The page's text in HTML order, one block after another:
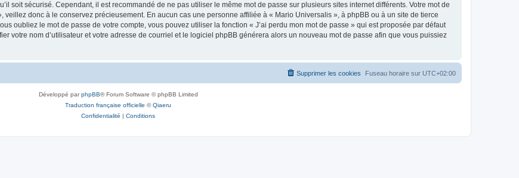
soit sécurisé. Cependant, il est recommandé de ne pas utiliser le même mot de passe sur plusieurs sites internet différents. Votre mot de
veillez donc à le conservez précieusement. En aucun cas une personne affiliée à « Mario Universalis », à phpBB ou à un site de tierce
oubliez le mot de passe de votre compte, vous pouvez utiliser la fonction « J’ai perdu mon mot de passe » qui est proposée par défaut
votre nom d’utilisateur et votre adresse de courriel et le logiciel phpBB générera alors un nouveau mot de passe afin que vous puissiez
Fuseau horaire sur UTC+02:00
Supprimer les cookies
Développé parphpBB® Forum Software © phpBB Limited
Traduction française officielle ©Qiaeru
Confidentialité | Conditions